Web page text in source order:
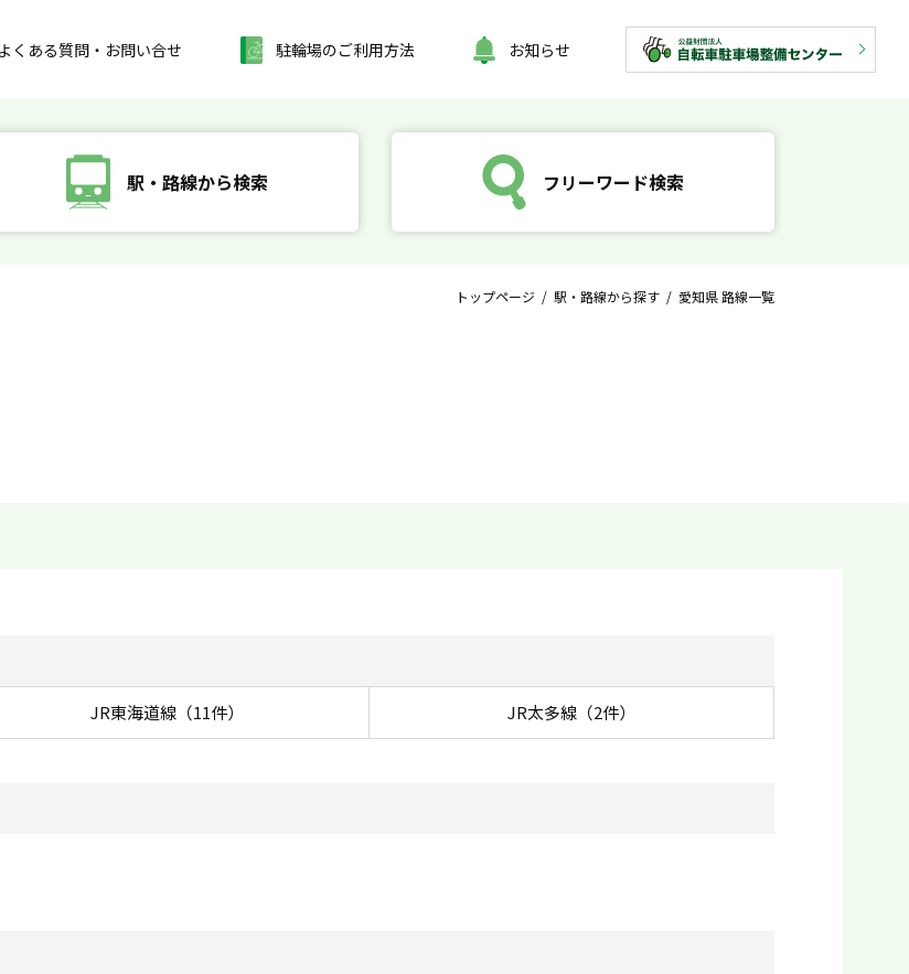
よくある質問・お問い合せ 駐輪場のご利用方法 お知らせ
駅・路線から検索 フリーワード検索
トップページ / 駅・路線から探す / 愛知県 路線一覧
JR東海道線（11件） JR太多線（2件）